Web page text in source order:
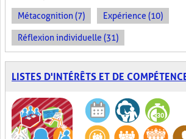
Métacognition (7) Expérience (10)
Réflexion individuelle (31)
LISTES D'INTÉRÊTS ET DE